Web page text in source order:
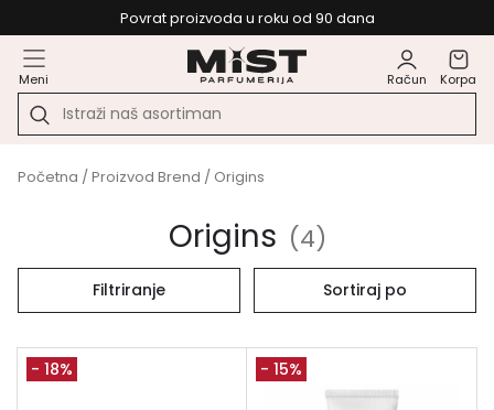
Povrat proizvoda u roku od 90 dana
Meni Račun Korpa
Početna / Proizvod Brend / Origins
Origins (4)
Filtriranje Sortiraj po
- 18% - 15%